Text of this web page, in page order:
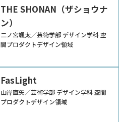
THE SHONAN（ザショウナ
ン）
二ノ宮颯太／芸術学部 デザイン学科 空
間プロダクトデザイン領域
FasLight
山岸直矢／芸術学部 デザイン学科 空間
プロダクトデザイン領域